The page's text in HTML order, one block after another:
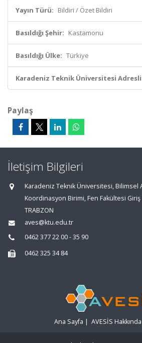
Yayın Türü: Bildiri / Özet Bildiri
Basıldığı Şehir: Kastamonu
Basıldığı Ülke: Türkiye
Karadeniz Teknik Üniversitesi
Paylaş
İletişim Bilgileri
Karadeniz Teknik Üniversitesi, Bilimsel
Koordinasyon Birimi, Fen Fakültesi Giriş
TRABZON
aves@ktu.edu.tr
0462 377 22 00 - 35 90
0462 325 34 84
Ana Sayfa | AVESİS Hakkında